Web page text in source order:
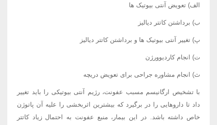
الف) تعویض آنتی بیوتیک ها
ب) برداشتن کاتتر دیالیز
پ) تغییر آنتی بیوتیک ها و برداشتن کاتتر دیالیز
ت) انجام کاردیوورژن
ث) انجام مشاوره جراحی برای تعویض دریچه
با تشخیص ارگانیسم مسبب عفونت، رژیم آنتی بیوتیکی را باید تغییر
داد تا داروهایی را در برگیرد که بیشترین اثربخشی را علیه آن پاتوژن
خاص داشته باشد. در این بیمار، منبع عفونت به احتمال زیاد کاتتر